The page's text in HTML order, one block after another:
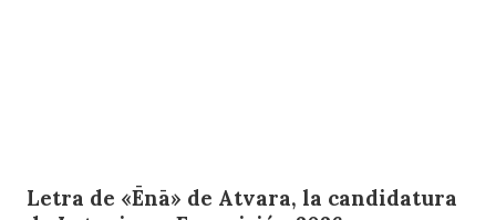
Letra de «Ēnā» de Atvara, la candidatura